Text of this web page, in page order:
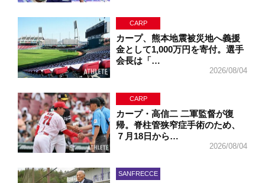
CARP
カープ、熊本地震被災地へ義援
金として1,000万円を寄付。選手
会長は「…
2026/08/04
CARP
カープ・高信二 二軍監督が復
帰。脊柱管狭窄症手術のため、
７月18日から…
2026/08/04
SANFRECCE